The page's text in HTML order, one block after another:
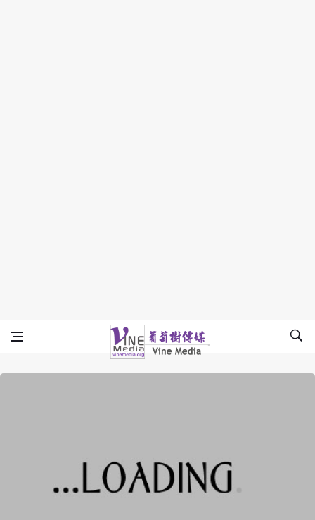
Vine Media
葡萄樹傳媒